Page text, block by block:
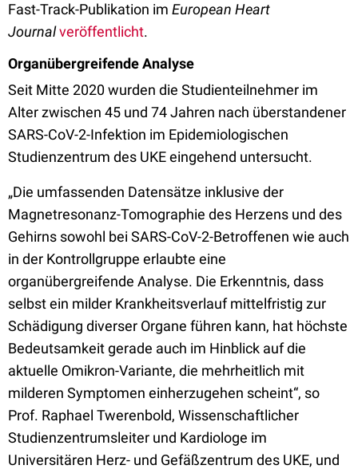
Fast-Track-Publikation im European Heart
Journalveröffentlicht.
Organübergreifende Analyse
Seit Mitte 2020 wurden die Studienteilnehmer im
Alter zwischen 45 und 74 Jahren nach überstandener
SARS-CoV-2-Infektion im Epidemiologischen
Studienzentrum des UKE eingehend untersucht.
„Die umfassenden Datensätze inklusive der
Magnetresonanz-Tomographie des Herzens und des
Gehirns sowohl bei SARS-CoV-2-Betroffenen wie auch
in der Kontrollgruppe erlaubte eine
organübergreifende Analyse. Die Erkenntnis, dass
selbst ein milder Krankheitsverlauf mittelfristig zur
Schädigung diverser Organe führen kann, hat höchste
Bedeutsamkeit gerade auch im Hinblick auf die
aktuelle Omikron-Variante, die mehrheitlich mit
milderen Symptomen einherzugehen scheint“, so
Prof. Raphael Twerenbold, Wissenschaftlicher
Studienzentrumsleiter und Kardiologe im
Universitären Herz- und Gefäßzentrum des UKE, und